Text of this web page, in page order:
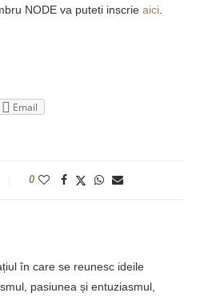
NODE va puteti inscrie aici.
Email
0
în care se reunesc ideile
pasiunea și entuziasmul,